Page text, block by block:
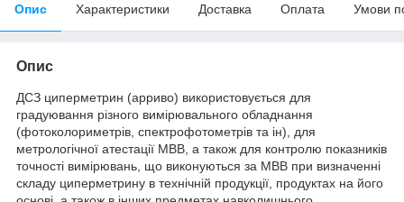
Опис Характеристики Доставка Оплата Умови
Опис
ДСЗ циперметрин (арриво) використовується для
градуювання різного вимірювального обладнання
(фотоколориметрів, спектрофотометрів та ін), для
метрологічної атестації МВВ, а також для контролю показників
точності вимірювань, що виконуються за МВВ при визначенні
складу циперметрину в технічній продукції, продуктах на його